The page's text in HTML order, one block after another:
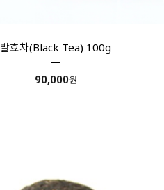
발효차(Black Tea) 100g
90,000원